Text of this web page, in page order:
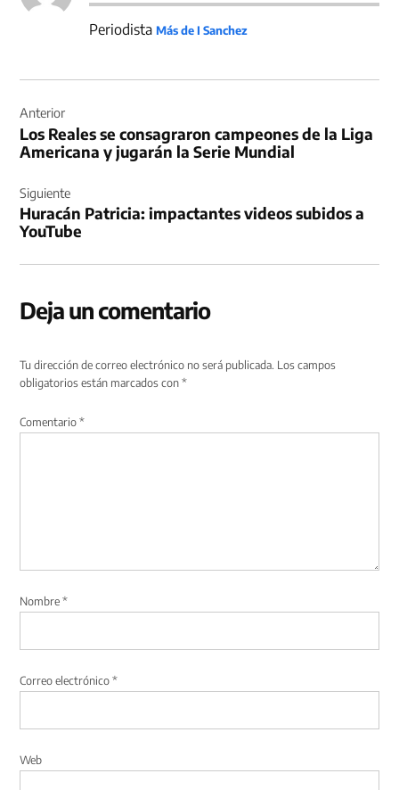
PeriodistaMás de I Sanchez
de
entradas
Anterior
Los Reales se consagraron campeones de la Liga
Americana y jugarán la Serie Mundial
Siguiente
Huracán Patricia: impactantes videos subidos a
YouTube
Deja un comentario
Tu dirección de correo electrónico no será publicada. Los campos
obligatorios están marcados con*
Comentario*
Nombre*
Correo electrónico*
Web